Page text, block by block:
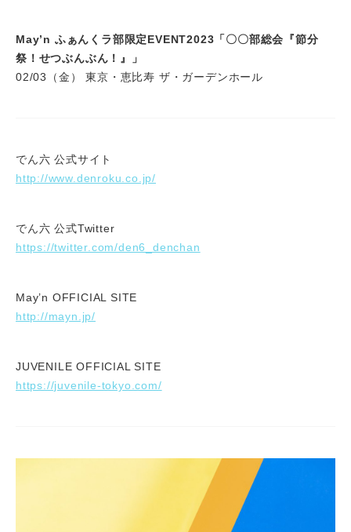
May’n ふぁんくラ部限定EVENT2023「〇〇部総会『節分
祭！せつぶんぶん！』」
02/03（金） 東京・恵比寿 ザ・ガーデンホール
でん六 公式サイト
http://www.denroku.co.jp/
でん六 公式Twitter
https://twitter.com/den6_denchan
May’n OFFICIAL SITE
http://mayn.jp/
JUVENILE OFFICIAL SITE
https://juvenile-tokyo.com/